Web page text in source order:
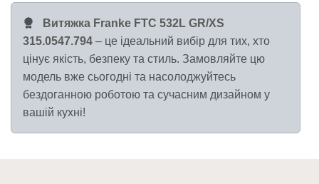
Витяжка Franke FTC 532L GR/XS
315.0547.794 – це ідеальний вибір для тих, хто
цінує якість, безпеку та стиль. Замовляйте цю
модель вже сьогодні та насолоджуйтесь
бездоганною роботою та сучасним дизайном у
вашій кухні!